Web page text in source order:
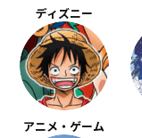
ディズニー
アニメ・ゲーム